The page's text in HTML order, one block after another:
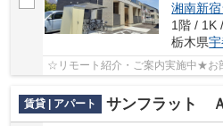
湘南新
1階 / 1K
栃木県
☆リモート紹介・ご案内実施中★お
賃貸 | アパート サンフラット